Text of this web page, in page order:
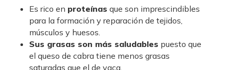
Es rico en proteínas que son imprescindibles
para la formación y reparación de tejidos,
músculos y huesos.
Sus grasas son más saludables puesto que
el queso de cabra tiene menos grasas
saturadas que el de vaca.